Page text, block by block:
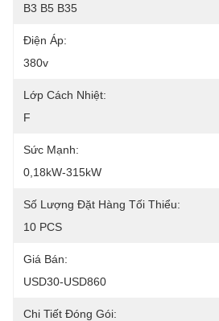
B3 B5 B35
Điện Áp:
380v
Lớp Cách Nhiệt:
F
Sức Mạnh:
0,18kW-315kW
Số Lượng Đặt Hàng Tối Thiểu:
10 PCS
Giá Bán:
USD30-USD860
Chi Tiết Đóng Gói: